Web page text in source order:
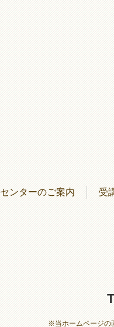
センターのご案内 受
※当ホームページの